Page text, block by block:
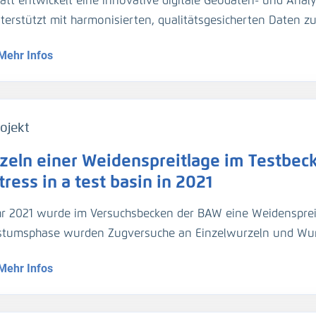
Für die Umrechnung der Trübungswerte in
kalibriert worden. Im März 2024 hat die BAW
Sperrwerks genommen für die Kalibrierung der dortigen
2 Halbtiden).
mit harmonisierten, qualitätsgesicherten Daten
werden über Webportale und -
Infos
einer Weidenspreitlage im
in a test basin in 2021
2021 wurde im Versuchsbecken der BAW eine
wurden Zugversuche an Einzelwurzeln und
a willow bush mattress was installed in a test basin.
out on individual roots and root bundles, and roots were
Infos